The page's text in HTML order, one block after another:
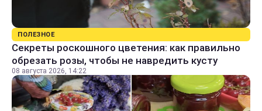
ПОЛЕЗНОЕ
Секреты роскошного цветения: как правильно
обрезать розы, чтобы не навредить кусту
08 августа 2026, 14:22